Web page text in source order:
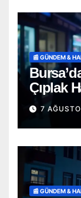
📰 GÜNDEM &
Çıplak
Terör
7
📰 GÜNDEM &